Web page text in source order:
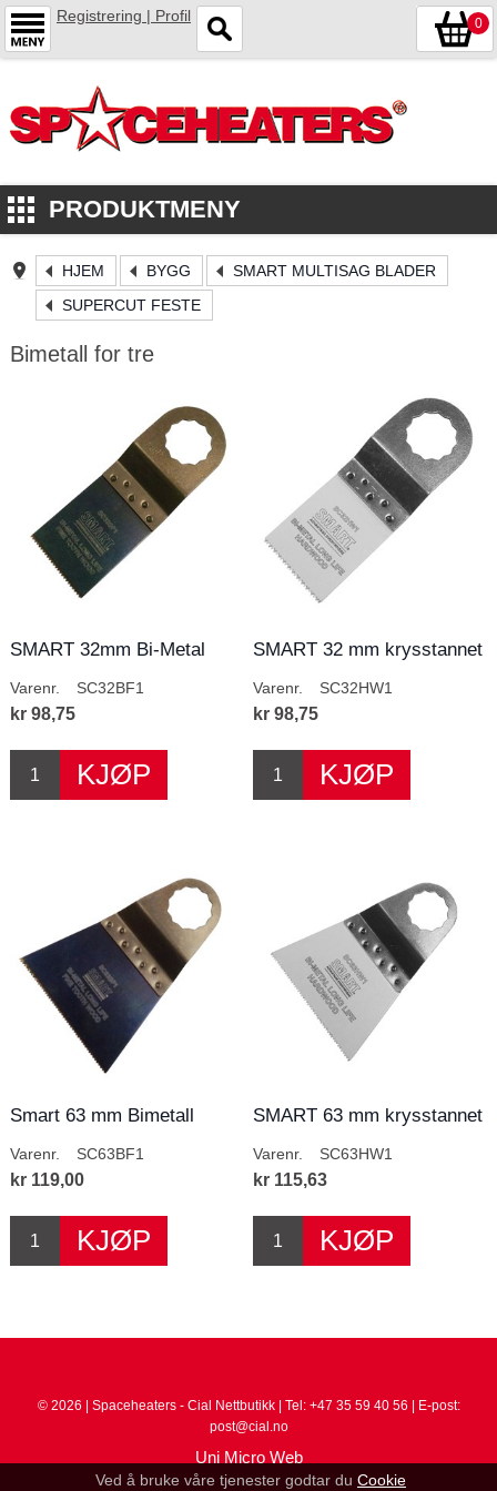
Ved å bruke våre tjenester godtar du Cookie
Registrering | Profil 0
PRODUKTMENY
HJEM BYGG
SMART MULTISAG BLADER
SUPERCUT FESTE
Bimetall for tre
SMART 32mm Bi-Metal
Varenr. SC32BF1
kr 98,75
SMART 32 mm krysstannet
Varenr. SC32HW1
kr 98,75
Smart 63 mm Bimetall
Varenr. SC63BF1
kr 119,00
SMART 63 mm krysstannet
Varenr. SC63HW1
kr 115,63
© 2026 | Spaceheaters - Cial Nettbutikk | Tel: +47 35 59 40 56 | E-post:
post@cial.no
Uni Micro Web